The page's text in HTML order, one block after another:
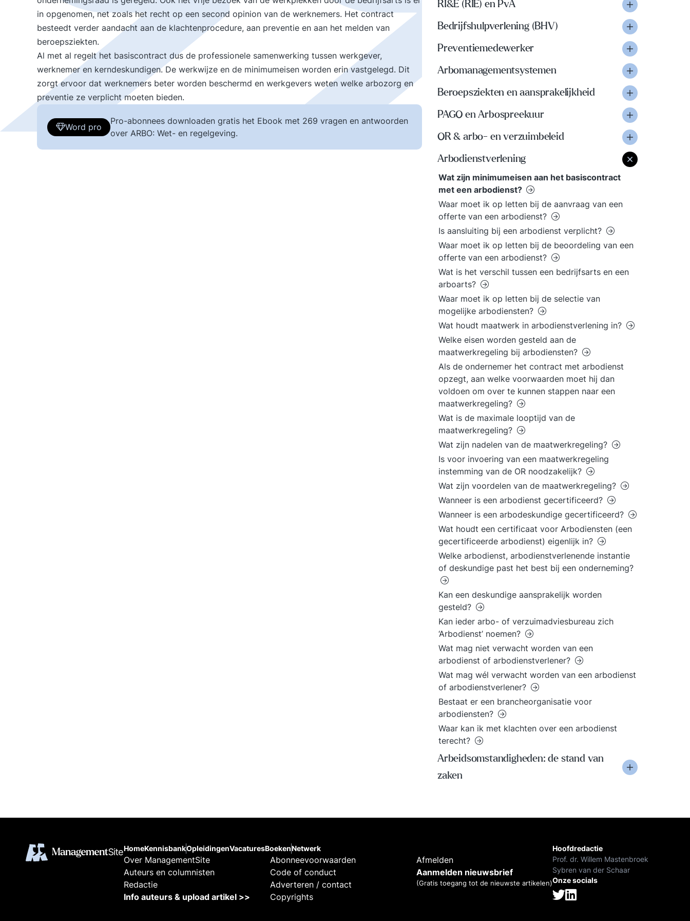
in opgenomen, net zoals het recht op een second opinion van de werknemers. Het contract
besteedt verder aandacht aan de klachtenprocedure, aan preventie en aan het melden van
beroepsziekten.
Al met al regelt het basiscontract dus de professionele samenwerking tussen werkgever,
werknemer en kerndeskundigen. De werkwijze en de minimumeisen worden erin vastgelegd. Dit
zorgt ervoor dat werknemers beter worden beschermd en werkgevers weten welke arbozorg en
preventie ze verplicht moeten bieden.
Word pro
Pro-abonnees downloaden gratis het Ebook met 269 vragen en antwoorden
over ARBO: Wet- en regelgeving.
RI&E (RIE) en PvA
Bedrijfshulpverlening (BHV)
Preventiemedewerker
Arbomanagementsystemen
Beroepsziekten en aansprakelijkheid
PAGO en Arbospreekuur
OR & arbo- en verzuimbeleid
Arbodienstverlening
Wat zijn minimumeisen aan het basiscontract
met een arbodienst?
Waar moet ik op letten bij de aanvraag van een
offerte van een arbodienst?
Is aansluiting bij een arbodienst verplicht?
Waar moet ik op letten bij de beoordeling van een
offerte van een arbodienst?
Wat is het verschil tussen een bedrijfsarts en een
arboarts?
Waar moet ik op letten bij de selectie van
mogelijke arbodiensten?
Wat houdt maatwerk in arbodienstverlening in?
Welke eisen worden gesteld aan de
maatwerkregeling bij arbodiensten?
Als de ondernemer het contract met arbodienst
opzegt, aan welke voorwaarden moet hij dan
voldoen om over te kunnen stappen naar een
maatwerkregeling?
Wat is de maximale looptijd van de
maatwerkregeling?
Wat zijn nadelen van de maatwerkregeling?
Is voor invoering van een maatwerkregeling
instemming van de OR noodzakelijk?
Wat zijn voordelen van de maatwerkregeling?
Wanneer is een arbodienst gecertificeerd?
Wanneer is een arbodeskundige gecertificeerd?
Wat houdt een certificaat voor Arbodiensten (een
gecertificeerde arbodienst) eigenlijk in?
Welke arbodienst, arbodienstverlenende instantie
of deskundige past het best bij een onderneming?
Kan een deskundige aansprakelijk worden
gesteld?
Kan ieder arbo- of verzuimadviesbureau zich
‘Arbodienst’ noemen?
Wat mag niet verwacht worden van een
arbodienst of arbodienstverlener?
Wat mag wél verwacht worden van een arbodienst
of arbodienstverlener?
Bestaat er een brancheorganisatie voor
arbodiensten?
Waar kan ik met klachten over een arbodienst
terecht?
Arbeidsomstandigheden: de stand van
zaken
HomeKennisbankOpleidingenVacaturesBoekenNetwerk
Over ManagementSite
Auteurs en columnisten
Redactie
Info auteurs & upload artikel >>
Abonneevoorwaarden
Code of conduct
Adverteren / contact
Copyrights
Afmelden
Aanmelden nieuwsbrief
(Gratis toegang tot de nieuwste artikelen)
Hoofdredactie
Prof. dr. Willem Mastenbroek
Sybren van der Schaar
Onze socials